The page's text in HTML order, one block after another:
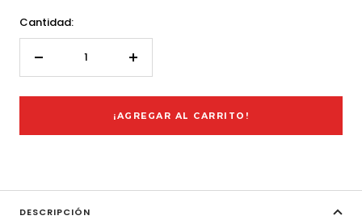
Cantidad:
Aumentar
¡AGREGAR AL CARRITO!
DESCRIPCIÓN